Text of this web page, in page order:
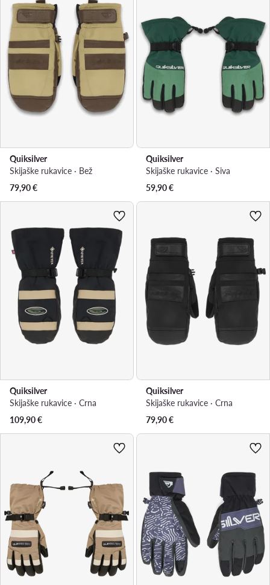
Quiksilver
Skijaške rukavice · Bež
79,90€
Quiksilver
Skijaške rukavice · Siva
59,90€
Quiksilver
Skijaške rukavice · Crna
109,90€
Quiksilver
Skijaške rukavice · Crna
79,90€